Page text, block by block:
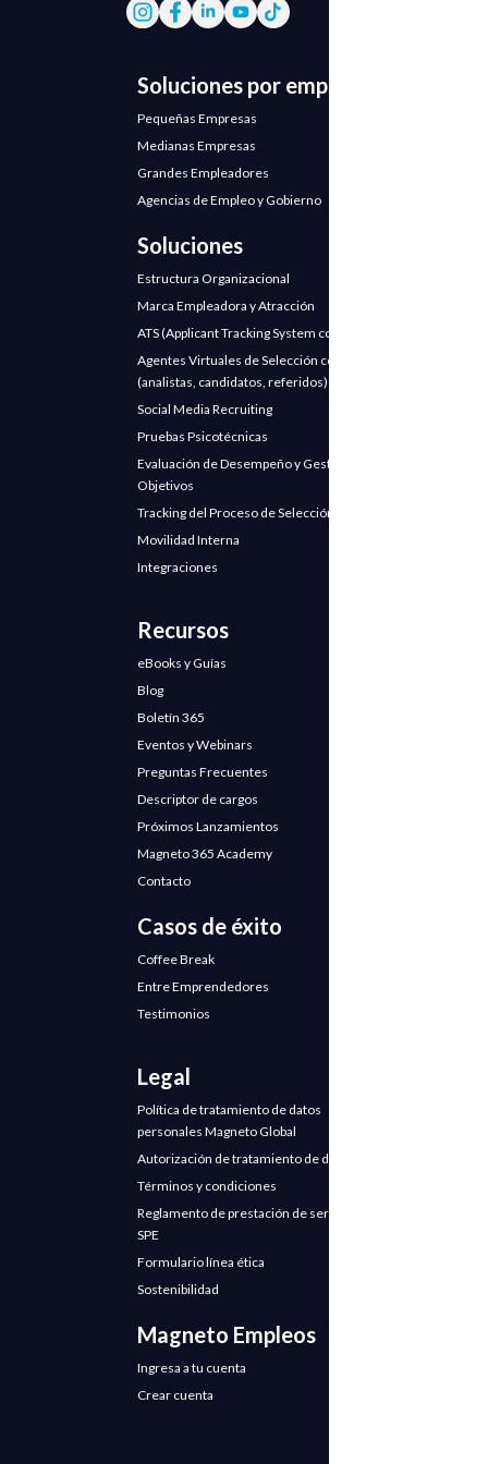
Soluciones por empresa
Pequeñas Empresas
Medianas Empresas
Grandes Empleadores
Agencias de Empleo y Gobierno
Soluciones
Estructura Organizacional
Marca Empleadora y Atracción
ATS (Applicant Tracking System con IA)
Agentes Virtuales de Selección con IA
(analistas, candidatos, referidos)
Social Media Recruiting
Pruebas Psicotécnicas
Evaluación de Desempeño y Gestión de
Objetivos
Tracking del Proceso de Selección
Movilidad Interna
Integraciones
Recursos
eBooks y Guías
Blog
Boletín 365
Eventos y Webinars
Preguntas Frecuentes
Descriptor de cargos
Próximos Lanzamientos
Magneto 365 Academy
Contacto
Casos de éxito
Coffee Break
Entre Emprendedores
Testimonios
Legal
Política de tratamiento de datos
personales Magneto Global
Autorización de tratamiento de datos
Términos y condiciones
Reglamento de prestación de servicios
SPE
Formulario línea ética
Sostenibilidad
Magneto Empleos
Ingresa a tu cuenta
Crear cuenta